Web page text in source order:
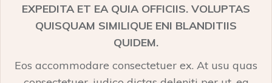
EXPEDITA ET EA QUIA OFFICIIS. VOLUPTAS
QUISQUAM SIMILIQUE ENI BLANDITIIS
QUIDEM.
Eos accommodare consectetuer ex. At usu quas